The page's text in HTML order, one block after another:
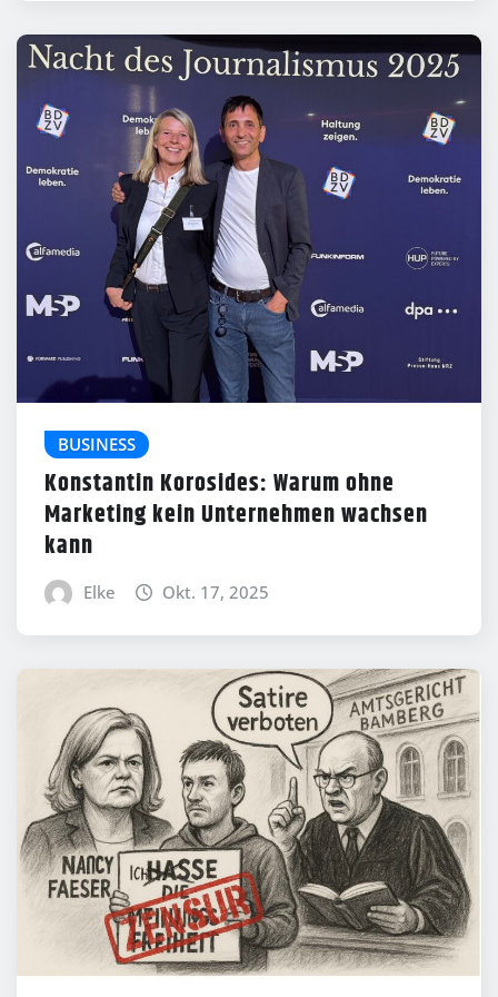
BUSINESS
Konstantin Korosides: Warum ohne
Marketing kein Unternehmen wachsen
kann
Elke Okt. 17, 2025